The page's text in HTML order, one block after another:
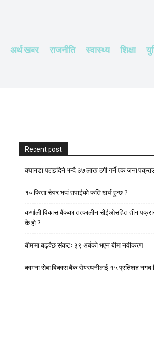
अर्थ खबर राजनीति स्वास्थ्य शिक्षा
Recent post
क्यानडा पठाइदिने भन्दै ३७ लाख ठगी गर्ने एक जना
१० कित्ता सेयर भर्दा तपाईको कति खर्च हुन्छ ?
कर्णाली विकास बैंकका तत्कालीन सीईओसहित तीन
के हाे ?
बीमामा बढ्दैछ संकटः ३९ अर्बको भएन बीमा नवीकरण
कामना सेवा विकास बैंक सेयरधनीलाई १५ प्रतिशत नगद